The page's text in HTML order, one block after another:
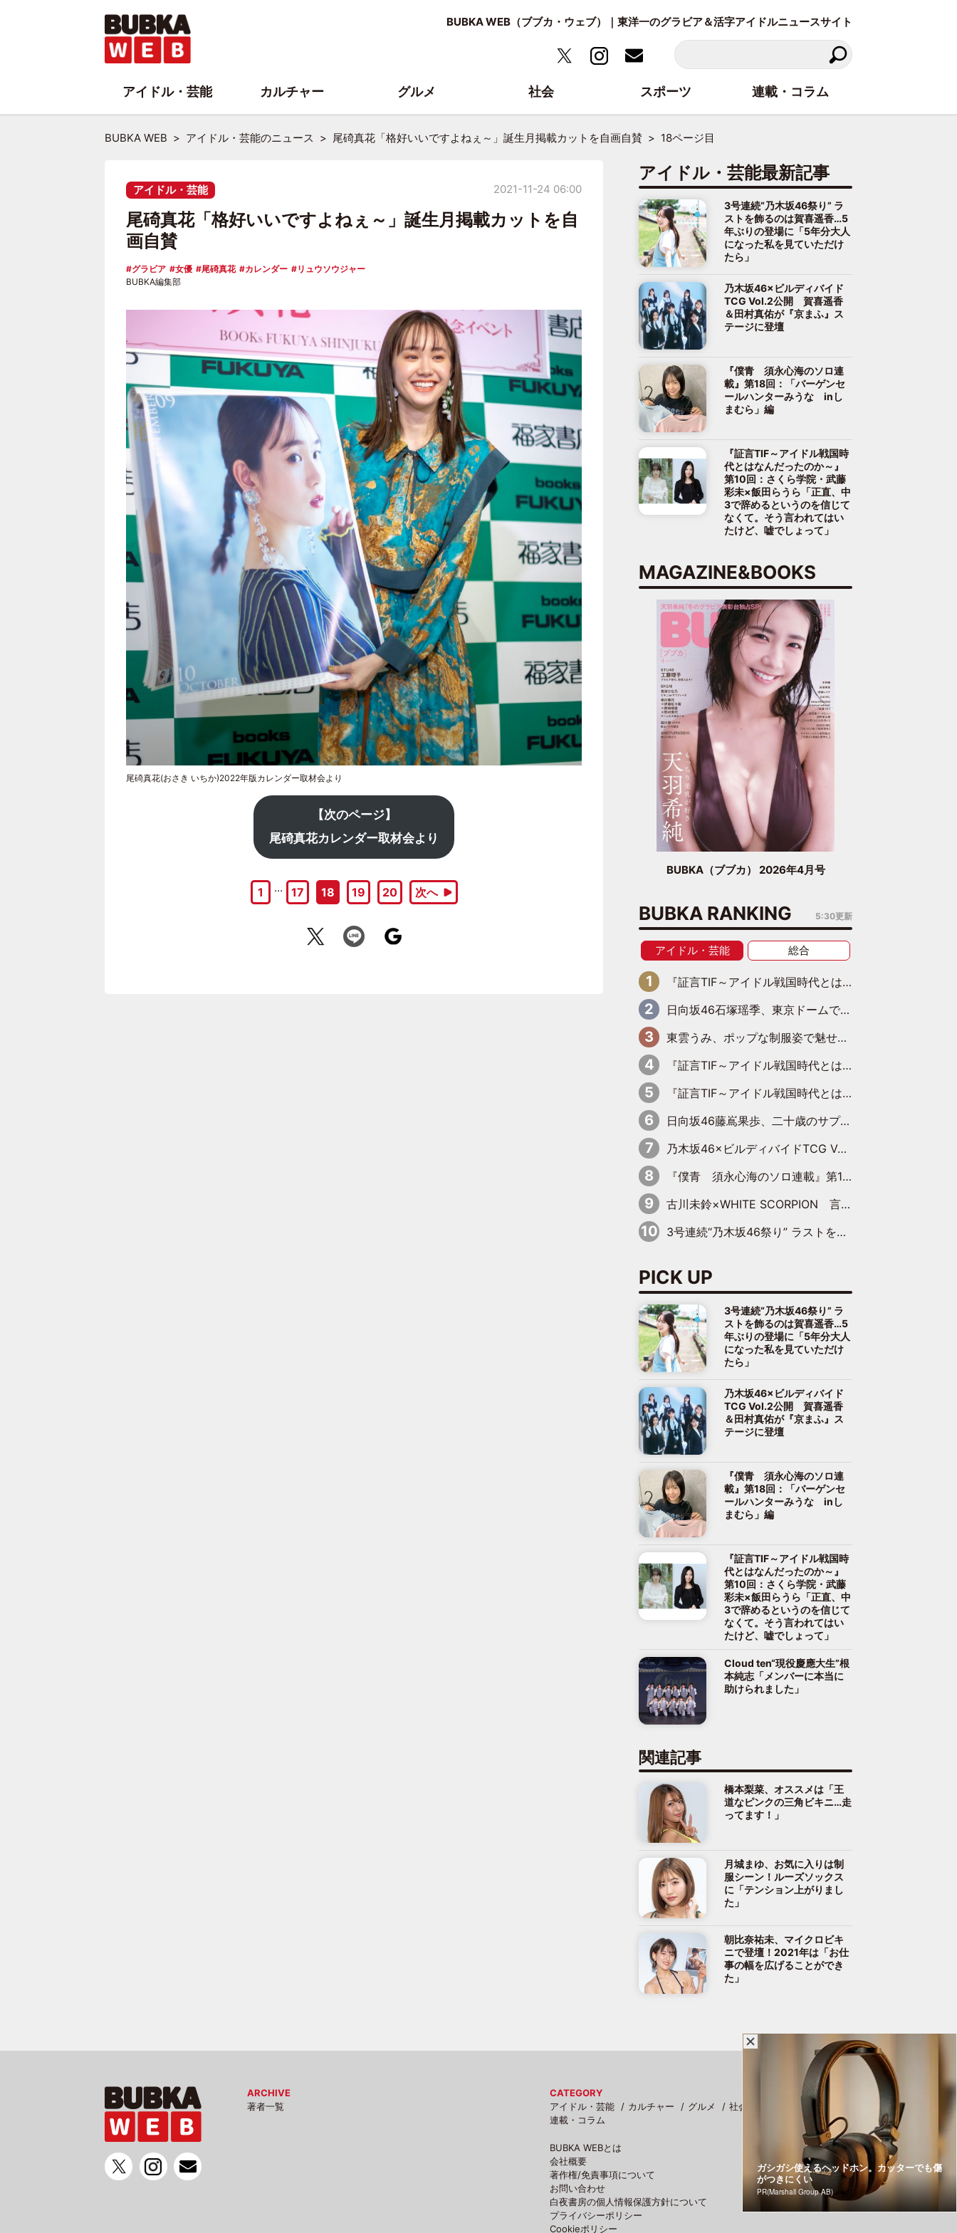
BUBKA WEB（ブブカ・ウェブ）｜東洋一のグラビア＆活字アイドルニュースサイト
BUBKA WEB アイドル・芸能のニュース 尾碕真花「格好いいですよねぇ～」誕生月掲載カットを自画自賛 18ページ目
アイドル・芸能 2021-11-24 06:00
尾碕真花「格好いいですよねぇ～」誕生月掲載カットを自
画自賛
グラビア 女優 尾碕真花 カレンダー
リュウソウジャー
BUBKA編集部
尾碕真花(おさき いちか)2022年版カレンダー取材会より
【次のページ】
尾碕真花カレンダー取材会より
1 … 17 18 19 20 次へ
アイドル・芸能最新記事
3号連続“乃木坂46祭り” ラ
ストを飾るのは賀喜遥香…5
年ぶりの登場に「5年分大人
になった私を見ていただけ
たら」
乃木坂46×ビルディバイド
TCG Vol.2公開 賀喜遥香
＆田村真佑が『京まふ』ス
テージに登壇
『僕青 須永心海のソロ連
載』第18回：「バーゲンセ
ールハンターみうな inし
まむら」編
『証言TIF～アイドル戦国時
代とはなんだったのか～』
第10回：さくら学院・武藤
彩未×飯田らうら「正直、中
3で辞めるというのを信じて
なくて。そう言われてはい
たけど、嘘でしょって」
MAGAZINE&BOOKS
BUBKA（ブブカ） 2026年4月号
BUBKA RANKING 5:30更新
アイドル・芸能 総合
『証言TIF～アイドル戦国時代とはなんだったのか～』第6回：でんぱ組.inc・古川未鈴×相沢梨紗「『ハロプロやりたかったな』って言ったら、夢眠ねむさんに『てめえはでんぱ組．incなんだよ！』って肩パンされて(笑)」
日向坂46石塚瑶季、東京ドームで“観戦バレ”！ ナイツ・塙も認めた「巨人に詳しすぎるアイドル」は元VENUSスクール生で杉内コーチ推し⁉
東雲うみ、ポップな制服姿で魅せる“東雲グリーン”の正体
『証言TIF～アイドル戦国時代とはなんだったのか～』第8回：Negicco・Nao☆×Megu×Kaede「東京からオファーが来たのと、梨の皮剥きとどっちが大事なんだって」
『証言TIF～アイドル戦国時代とはなんだったのか～』第10回：さくら学院・武藤彩未×飯田らうら「正直、中3で辞めるというのを信じてなくて。そう言われてはいたけど、嘘でしょって」
日向坂46藤嶌果歩、二十歳のサプライズバースデーに大喜び「頼られる先輩になれるように努力していきたい」
乃木坂46×ビルディバイドTCG Vol.2公開 賀喜遥香＆田村真佑が『京まふ』ステージに登壇
『僕青 須永心海のソロ連載』第18回：「バーゲンセールハンターみうな inしまむら」編
古川未鈴×WHITE SCORPION 言葉が背中を押した“それぞれの決意”
3号連続“乃木坂46祭り” ラストを飾るのは賀喜遥香…5年ぶりの登場に「5年分大人になった私を見ていただけたら」
PICK UP
3号連続“乃木坂46祭り” ラ
ストを飾るのは賀喜遥香…5
年ぶりの登場に「5年分大人
になった私を見ていただけ
たら」
乃木坂46×ビルディバイド
TCG Vol.2公開 賀喜遥香
＆田村真佑が『京まふ』ス
テージに登壇
『僕青 須永心海のソロ連
載』第18回：「バーゲンセ
ールハンターみうな inし
まむら」編
『証言TIF～アイドル戦国時
代とはなんだったのか～』
第10回：さくら学院・武藤
彩未×飯田らうら「正直、中
3で辞めるというのを信じて
なくて。そう言われてはい
たけど、嘘でしょって」
Cloud ten“現役慶應大生”根
本純志「メンバーに本当に
助けられました」
関連記事
橋本梨菜、オススメは「王
道なピンクの三角ビキニ…走
ってます！」
月城まゆ、お気に入りは制
服シーン！ルーズソックス
に「テンション上がりまし
た」
朝比奈祐未、マイクロビキ
ニで登壇！2021年は「お仕
事の幅を広げることができ
た」
ARCHIVE
著者一覧
CATEGORY
アイドル・芸能
カルチャー グルメ 社会
連載・コラム
BUBKA WEBとは
会社概要
著作権/免責事項について
お問い合わせ
白夜書房の個人情報保護方針について
プライバシーポリシー
Cookieポリシー
アイドル・芸能 カルチャー グルメ 社会 スポーツ 連載・コラム
ガシガシ使えるヘッドホン。カッターでも傷
がつきにくい
PR(Marshall Group AB)